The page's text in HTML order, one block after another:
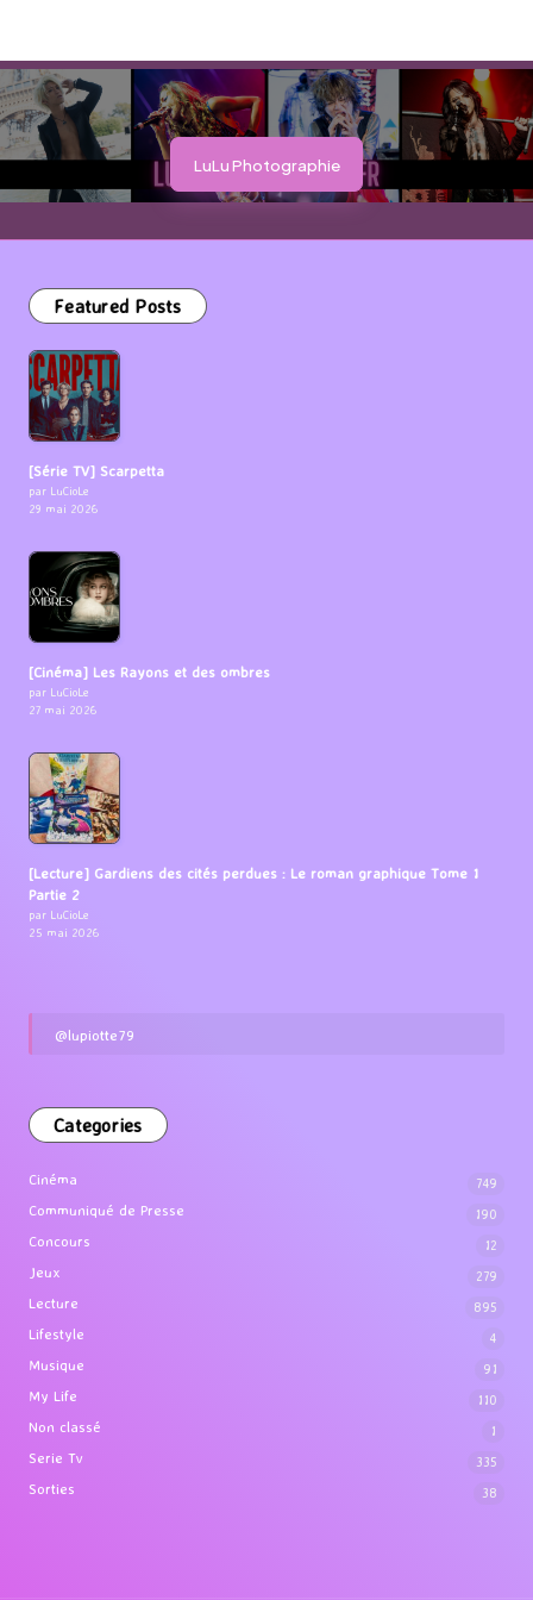
LuLu Photographie
Featured Posts
[Série TV] Scarpetta
par LuCioLe
29 mai 2026
[Cinéma] Les Rayons et des ombres
par LuCioLe
27 mai 2026
[Lecture] Gardiens des cités perdues : Le roman graphique Tome 1
Partie 2
par LuCioLe
25 mai 2026
@lupiotte79
Categories
Cinéma 749
Communiqué de Presse 190
Concours 12
Jeux 279
Lecture 895
Lifestyle 4
Musique 91
My Life 110
Non classé 1
Serie Tv 335
Sorties 38